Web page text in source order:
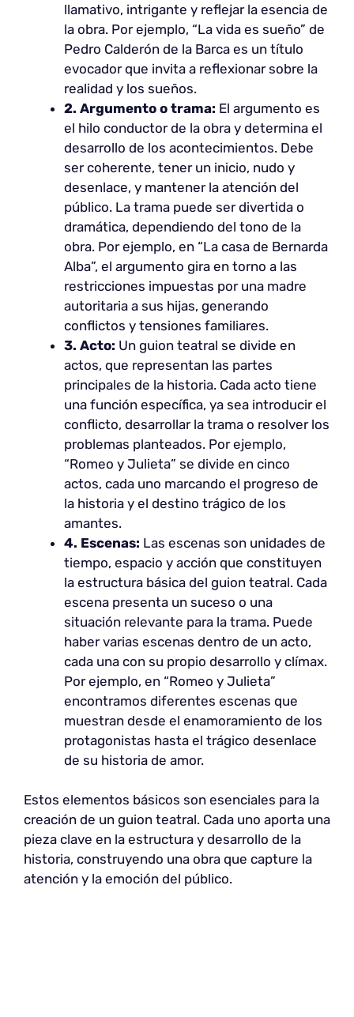
llamativo, intrigante y reflejar la esencia de
la obra. Por ejemplo, “La vida es sueño” de
Pedro Calderón de la Barca es un título
evocador que invita a reflexionar sobre la
realidad y los sueños.
2. Argumento o trama: El argumento es
el hilo conductor de la obra y determina el
desarrollo de los acontecimientos. Debe
ser coherente, tener un inicio, nudo y
desenlace, y mantener la atención del
público. La trama puede ser divertida o
dramática, dependiendo del tono de la
obra. Por ejemplo, en “La casa de Bernarda
Alba”, el argumento gira en torno a las
restricciones impuestas por una madre
autoritaria a sus hijas, generando
conflictos y tensiones familiares.
3. Acto: Un guion teatral se divide en
actos, que representan las partes
principales de la historia. Cada acto tiene
una función específica, ya sea introducir el
conflicto, desarrollar la trama o resolver los
problemas planteados. Por ejemplo,
“Romeo y Julieta” se divide en cinco
actos, cada uno marcando el progreso de
la historia y el destino trágico de los
amantes.
4. Escenas: Las escenas son unidades de
tiempo, espacio y acción que constituyen
la estructura básica del guion teatral. Cada
escena presenta un suceso o una
situación relevante para la trama. Puede
haber varias escenas dentro de un acto,
cada una con su propio desarrollo y clímax.
Por ejemplo, en “Romeo y Julieta”
encontramos diferentes escenas que
muestran desde el enamoramiento de los
protagonistas hasta el trágico desenlace
de su historia de amor.
Estos elementos básicos son esenciales para la
creación de un guion teatral. Cada uno aporta una
pieza clave en la estructura y desarrollo de la
historia, construyendo una obra que capture la
atención y la emoción del público.